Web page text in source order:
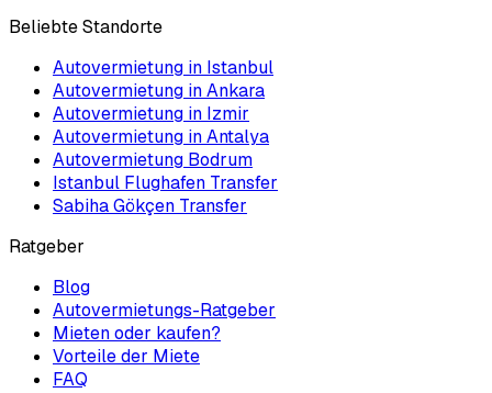
Beliebte Standorte
Autovermietung in Istanbul
Autovermietung in Ankara
Autovermietung in Izmir
Autovermietung in Antalya
Autovermietung Bodrum
Istanbul Flughafen Transfer
Sabiha Gökçen Transfer
Ratgeber
Blog
Autovermietungs-Ratgeber
Mieten oder kaufen?
Vorteile der Miete
FAQ